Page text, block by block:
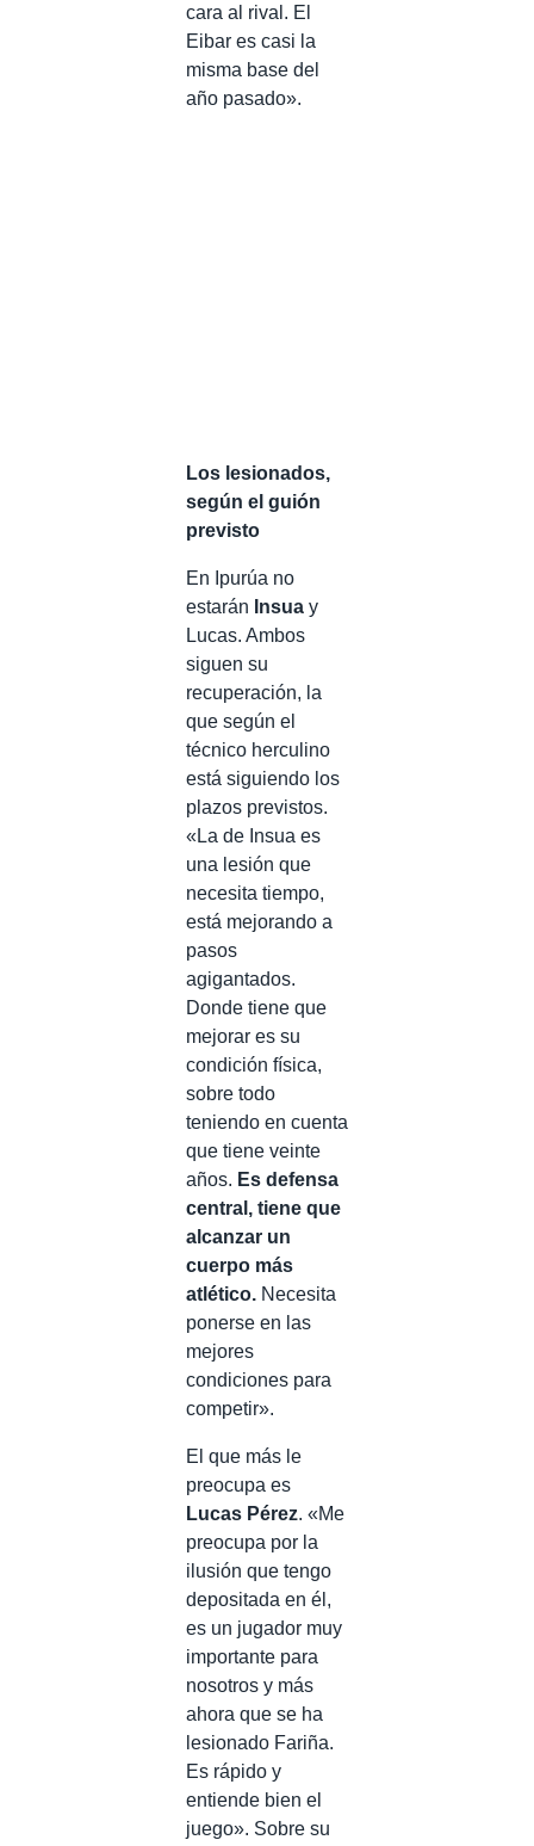
cara al rival. El
Eibar es casi la
misma base del
año pasado».
Los lesionados,
según el guión
previsto
En Ipurúa no
estarán Insua y
Lucas. Ambos
siguen su
recuperación, la
que según el
técnico herculino
está siguiendo los
plazos previstos.
«La de Insua es
una lesión que
necesita tiempo,
está mejorando a
pasos
agigantados.
Donde tiene que
mejorar es su
condición física,
sobre todo
teniendo en cuenta
que tiene veinte
años. Es defensa
central, tiene que
alcanzar un
cuerpo más
atlético. Necesita
ponerse en las
mejores
condiciones para
competir».
El que más le
preocupa es
Lucas Pérez. «Me
preocupa por la
ilusión que tengo
depositada en él,
es un jugador muy
importante para
nosotros y más
ahora que se ha
lesionado Fariña.
Es rápido y
entiende bien el
juego». Sobre su